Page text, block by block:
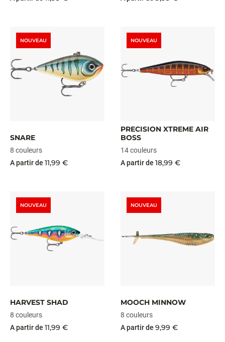
NOUVEAU
SNARE
8 couleurs
A partir de 11,99 €
NOUVEAU
PRECISION XTREME AIR
BOSS
14 couleurs
A partir de 18,99 €
NOUVEAU
HARVEST SHAD
8 couleurs
A partir de 11,99 €
NOUVEAU
MOOCH MINNOW
8 couleurs
A partir de 9,99 €